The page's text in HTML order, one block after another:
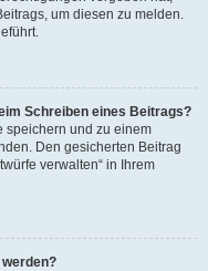
um diesen zu melden.
Schreiben eines Beitrags?
speichern und zu einem
Den gesicherten Beitrag
verwalten“ in Ihrem